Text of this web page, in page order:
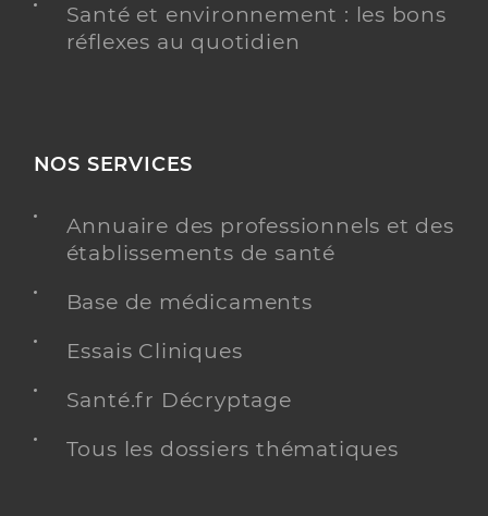
Santé et environnement : les bons
réflexes au quotidien
NOS SERVICES
Annuaire des professionnels et des
établissements de santé
Base de médicaments
Essais Cliniques
Santé.fr Décryptage
Tous les dossiers thématiques